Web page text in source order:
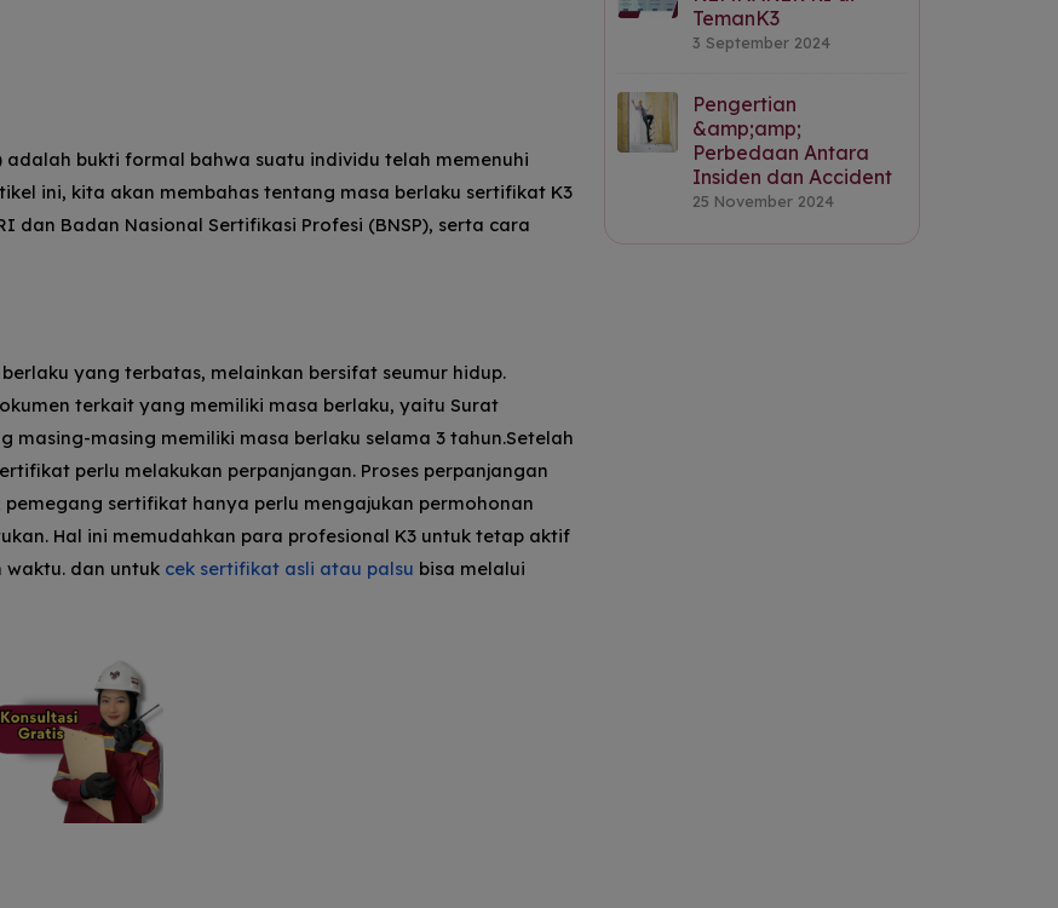
adalah bukti formal bahwa suatu individu telah memenuhi
ini, kita akan membahas tentang masa berlaku sertifikat K3
dan Badan Nasional Sertifikasi Profesi (BNSP), serta cara
yang terbatas, melainkan bersifat seumur hidup.
terkait yang memiliki masa berlaku, yaitu Surat
masing-masing memiliki masa berlaku selama 3 tahun.Setelah
perlu melakukan perpanjangan. Proses perpanjangan
sertifikat hanya perlu mengajukan permohonan
Hal ini memudahkan para profesional K3 untuk tetap aktif
waktu. dan untuk cek sertifikat asli atau palsu bisa melalui
TemanK3
3 September 2024
Pengertian
&amp;amp;
Perbedaan Antara
Insiden dan Accident
25 November 2024